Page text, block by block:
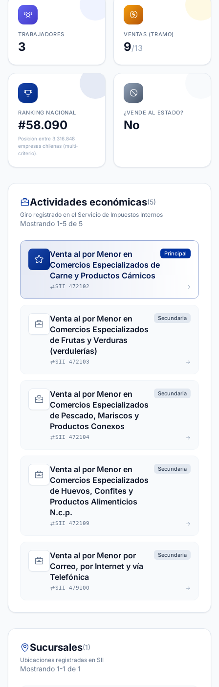
TRABAJADORES
3
VENTAS (TRAMO)
9/13
RANKING NACIONAL
#58.090
Posición entre 3.316.848
empresas chilenas (multi-
criterio).
¿VENDE AL ESTADO?
No
Actividades económicas(5)
Giro registrado en el Servicio de Impuestos Internos
Mostrando 1-5 de 5
Venta al por Menor en
Comercios Especializados de
Carne y Productos Cárnicos
Principal
SII 472102
Venta al por Menor en
Comercios Especializados
de Frutas y Verduras
(verdulerías)
Secundaria
SII 472103
Venta al por Menor en
Comercios Especializados
de Pescado, Mariscos y
Productos Conexos
Secundaria
SII 472104
Venta al por Menor en
Comercios Especializados
de Huevos, Confites y
Productos Alimenticios
N.c.p.
Secundaria
SII 472109
Venta al por Menor por
Correo, por Internet y vía
Telefónica
Secundaria
SII 479100
Sucursales(1)
Ubicaciones registradas en SII
Mostrando 1-1 de 1